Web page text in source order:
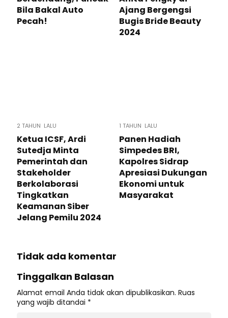
Bila Bakal Auto
Pecah!
Ajang Bergengsi
Bugis Bride Beauty
2024
2 TAHUN LALU
Ketua ICSF, Ardi
Sutedja Minta
Pemerintah dan
Stakeholder
Berkolaborasi
Tingkatkan
Keamanan Siber
Jelang Pemilu 2024
1 TAHUN LALU
Panen Hadiah
Simpedes BRI,
Kapolres Sidrap
Apresiasi Dukungan
Ekonomi untuk
Masyarakat
Tidak ada komentar
Tinggalkan Balasan
Alamat email Anda tidak akan dipublikasikan. Ruas
yang wajib ditandai *